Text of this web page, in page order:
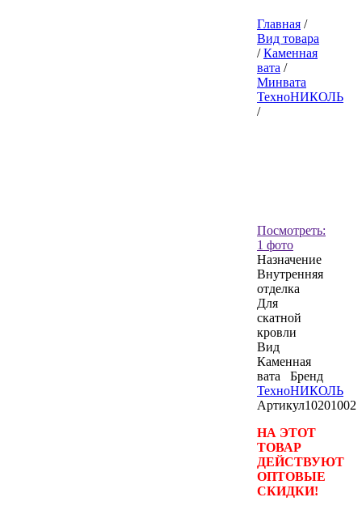
Главная /
Вид товара
/Каменная
вата /
Минвата
ТехноНИКОЛЬ
/
Посмотреть:
1 фото
Назначение
Внутренняя
отделка
Для
скатной
кровли
Вид
Каменная
вата
Бренд
ТехноНИКОЛЬ
Артикул10201002
НА ЭТОТ
ТОВАР
ДЕЙСТВУЮТ
ОПТОВЫЕ
СКИДКИ!